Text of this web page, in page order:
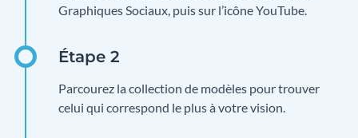
Graphiques Sociaux, puis sur l’icône YouTube.
Parcourez la collection de modèles pour trouver
celui qui correspond le plus à votre vision.